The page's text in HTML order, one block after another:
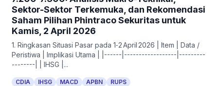
Sektor-Sektor Terkemuka, dan Rekomendasi
Saham Pilihan Phintraco Sekuritas untuk
Kamis, 2 April 2026
1. Ringkasan Situasi Pasar pada 1‑2 April 2026 | Item | Data /
Peristiwa | Implikasi Utama | |------|------------------|---------
--------| | IHSG |...
CDIA IHSG MACD APBN RUPS